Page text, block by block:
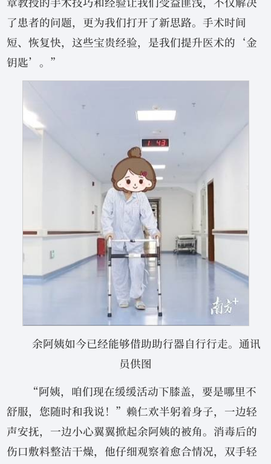
了患者的问题，更为我们打开了新思路。手术时间
短、恢复快，这些宝贵经验，是我们提升医术的‘金
钥匙’。”
余阿姨如今已经能够借助助行器自行行走。通讯
员供图
“阿姨，咱们现在缓缓活动下膝盖，要是哪里不
舒服，您随时和我说！”赖仁欢半躬着身子，一边轻
声安抚，一边小心翼翼掀起余阿姨的被角。消毒后的
伤口敷料整洁干燥，他仔细观察着愈合情况，双手轻